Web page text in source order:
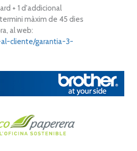
+ 1 d'addicional
màxim de 45 dies
al web:
cliente/garantia-3-